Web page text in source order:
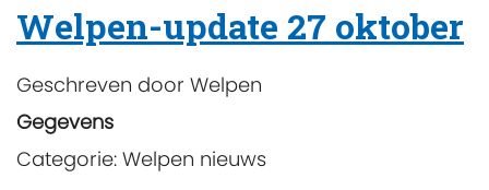
Welpen-update 27 oktober
Geschreven door Welpen
Gegevens
Categorie: Welpen nieuws